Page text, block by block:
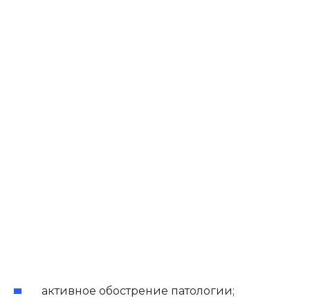
активное обострение патологии;